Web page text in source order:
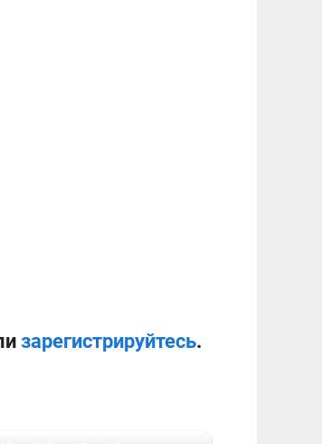
зарегистрируйтесь.